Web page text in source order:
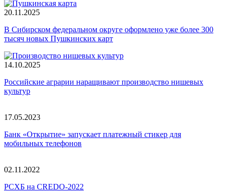
20.11.2025
В Сибирском федеральном округе оформлено уже более 300
тысяч новых Пушкинских карт
14.10.2025
Российские аграрии наращивают производство нишевых
культур
17.05.2023
Банк «Открытие» запускает платежный стикер для
мобильных телефонов
02.11.2022
РСХБ на CREDO-2022